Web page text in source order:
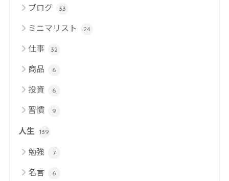
ブログ 33
ミニマリスト 24
仕事 32
商品 6
投資 6
習慣 9
人生 139
勉強 7
名言 6